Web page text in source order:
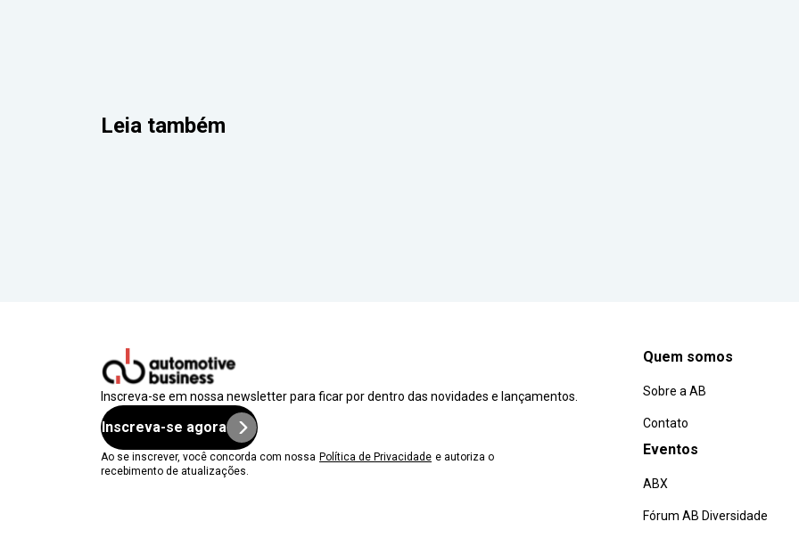
Leia também
Inscreva-se em nossa newsletter para ficar por dentro das novidades e lançamentos.
Inscreva-se agora
Ao se inscrever, você concorda com nossa Política de Privacidade e autoriza o
recebimento de atualizações.
Quem somos
Sobre a AB
Contato
Eventos
ABX
Fórum AB Diversidade